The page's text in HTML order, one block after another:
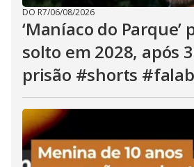
DO R7/06/08/2026
‘Maníaco do Parque’
solto em 2028, após
prisão #shorts